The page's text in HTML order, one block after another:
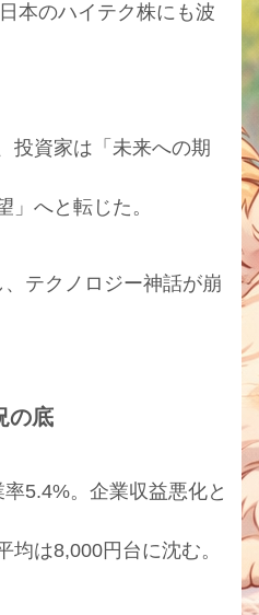
本のハイテク株にも波
投資家は「未来への期
」へと転じた。
テクノロジー神話が崩
の底
5.4%。企業収益悪化と
均は8,000円台に沈む。